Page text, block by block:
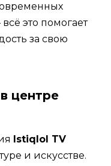
это помогает
за свою
центре
Istiqlol TV
и искусстве.